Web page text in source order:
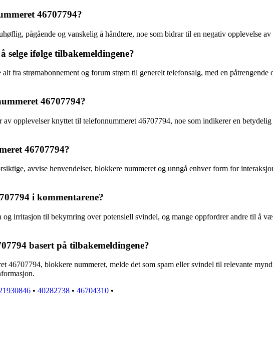
46707794?
pågående og vanskelig å håndtere, noe som bidrar til en negativ opplevelse av
selge ifølge tilbakemeldingene?
fra strømabonnement og forum strøm til generelt telefonsalg, med en
46707794?
opplevelser knyttet til telefonnummeret 46707794, noe som indikerer en
46707794?
avvise henvendelser, blokkere nummeret og unngå enhver form for
i kommentarene?
og irritasjon til bekymring over potensiell svindel, og mange oppfordrer andre til å
basert på tilbakemeldingene?
46707794, blokkere nummeret, melde det som spam eller svindel til relevante
• 40282738 • 46704310 •